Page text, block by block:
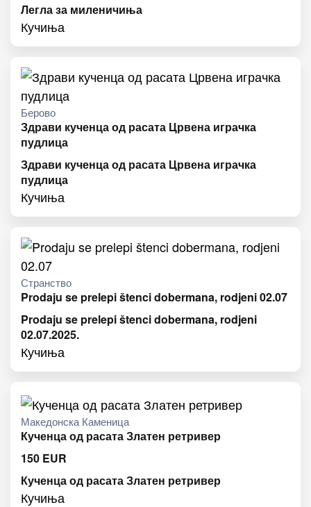
Легла за миленичиња
Кучиња
Берово
Здрави кученца од расата Црвена играчка
пудлица
Здрави кученца од расата Црвена играчка
пудлица
Кучиња
Странство
Prodaju se prelepi štenci dobermana, rodjeni 02.07
Prodaju se prelepi štenci dobermana, rodjeni
02.07.2025.
Кучиња
Македонска Каменица
Кученца од расата Златен ретривер
150 EUR
Кученца од расата Златен ретривер
Кучиња